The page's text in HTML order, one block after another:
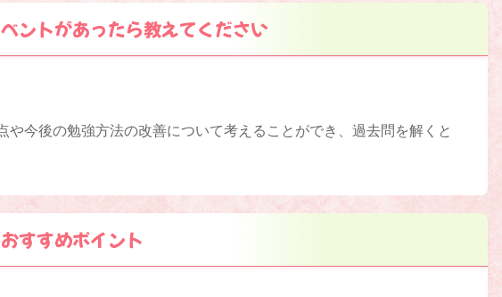
ントがあったら教えてください
や今後の勉強方法の改善について考えることができ、過去問を解くと
すすめポイント